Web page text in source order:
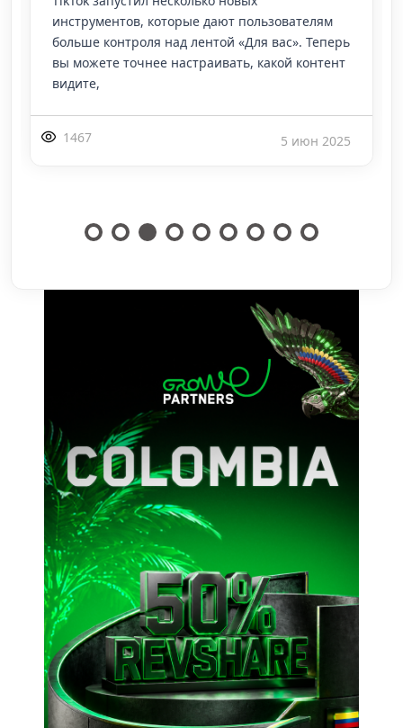
инструментов, которые дают пользователям
больше контроля над лентой «Для вас». Теперь
вы можете точнее настраивать, какой контент
видите,
1467 5 июн 2025